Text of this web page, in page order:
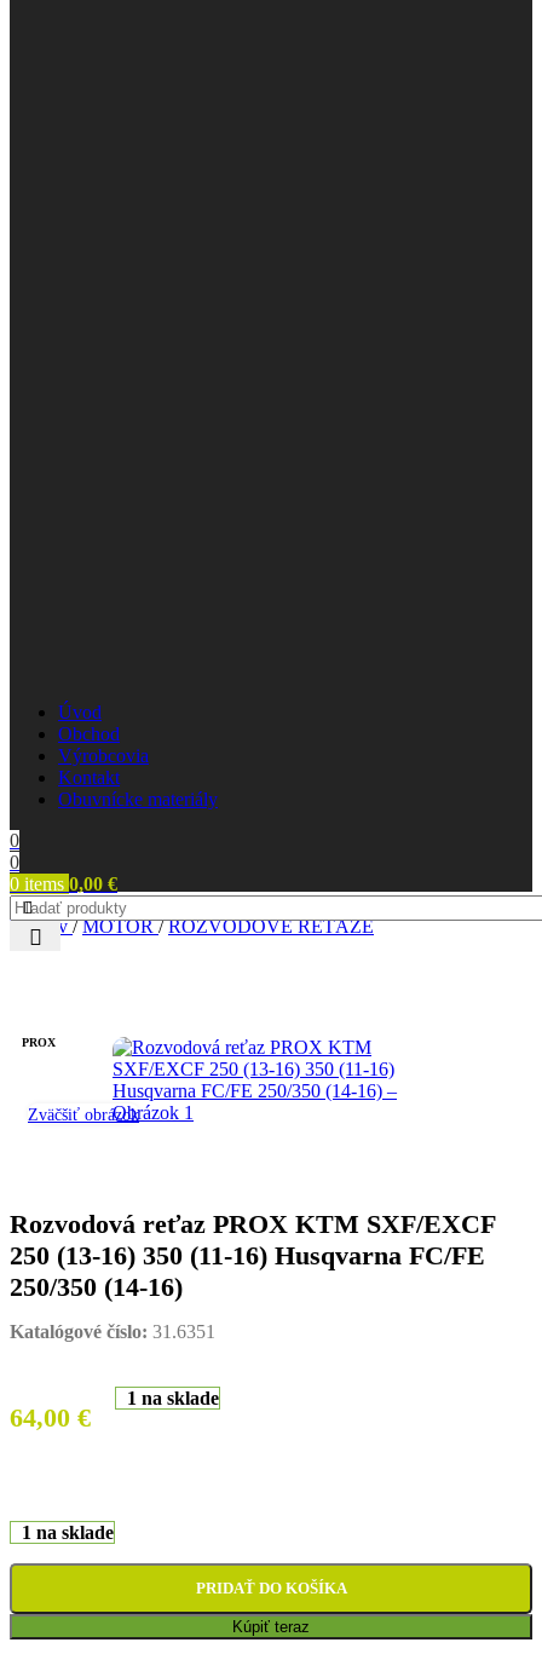
Úvod
Obchod
Výrobcovia
Kontakt
Obuvnícke materiály
0
0
0 items 0,00 €
Domov/ MOTOR/ ROZVODOVÉ REŤAZE
PROX
Zväčšiť obrázok
Rozvodová reťaz PROX KTM SXF/EXCF
250 (13-16) 350 (11-16) Husqvarna FC/FE
250/350 (14-16)
Katalógové číslo: 31.6351
64,00 €
1 na sklade
1 na sklade
PRIDAŤ DO KOŠÍKA
Kúpiť teraz